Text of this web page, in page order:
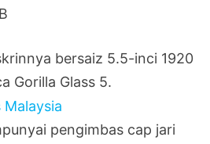
bersaiz 5.5-inci 1920
Gorilla Glass 5.
pengimbas cap jari